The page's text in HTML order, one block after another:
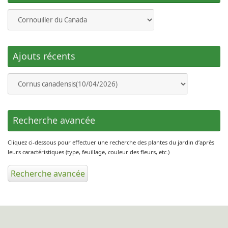
Ajouts récents
Recherche avancée
Cliquez ci-dessous pour effectuer une recherche des plantes du jardin d’après
leurs caractéristiques (type, feuillage, couleur des fleurs, etc.)
Recherche avancée